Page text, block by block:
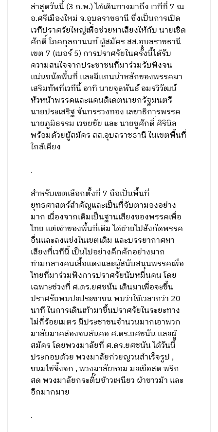
ล่าสุดวันนี้ (3 ก.พ.) ได้เดินทางมาถึง เวทีที่ 7 ณ
อ.ศรีเมืองใหม่ จ.อุบลราชธานี ซึ่งเป็นการเปิด
เวทีปราศรัยใหญ่เพื่อช่วยหาเสียงให้กับ นายเชิด
ศักดิ์ โภคกุลกานนท์ ผู้สมัคร สส.อุบลราชธานี
เขต 7 (เบอร์ 5) การปราศรัยในครั้งนี้ได้รับ
ความสนใจจากประชาชนที่มาร่วมรับฟังจน
แน่นขนัดพื้นที่ และมีแกนนำหลักของพรรคมา
เสริมทัพที่เวทีนี้ อาทิ นายจุลพันธ์ อมรวิวัฒน์
หัวหน้าพรรคและแคนดิเดตนายกรัฐมนตรี
นายประเสริฐ จันทรรวงทอง เลขาธิการพรรค
นายภูมิธรรม เวชยชัย และ นายชูศักดิ์ ศิรินิล
พร้อมด้วยผู้สมัคร สส.อุบลราชธานี ในเขตพื้นที่
ใกล้เคียง
.
สำหรับเขตเลือกตั้งที่ 7 ถือเป็นพื้นที่
ยุทธศาสตร์สำคัญและเป็นที่จับตามองอย่าง
มาก เนื่องจากเดิมเป็นฐานเสียงของพรรคเพื่อ
ไทย แต่เจ้าของพื้นที่เดิม ได้ย้ายไปสังกัดพรรค
อื่นและลงแข่งในเขตเดิม และบรรยากาศหา
เสียงที่เวทีนี้ เป็นไปอย่างคึกคักอย่างมาก
ท่ามกลางคนเสื้อแดงและผูัสนับสนุนพรรคเพื่อ
ไทยที่มาร่วมฟังการปราศรัยนับหมื่นคน โดย
เฉพาะช่วงที่ ศ.ดร.ยศชนัน เดินมาเพื่อจะขึ้น
ปราศรัยพบปะประชาชน พบว่าใช้เวลากว่า 20
นาที ในการเดินเท้ามาขึ้นปราศรัยในระยะทาง
ไม่กี่ร้อยเมตร มีประชาชนจำนวนมากเอาพวก
มาลัยมาคล้องจนล้นคอ ศ.ดร.ยศชนัน และผู้
สมัคร โดยพวงมาลัยที่ ศ.ดร.ยศชนัน ได้วันนี้
ประกอบด้วย พวงมาลัยก๋วยญวนสำเร็จรูป ,
ขนมไข่จิ้งจก , พวงมาลัยหอม มะเขือสด พริก
สด พวงมาลัยกระติ๊บข้าวเหนียว ผ้าขาวม้า และ
อีกมากมาย
.